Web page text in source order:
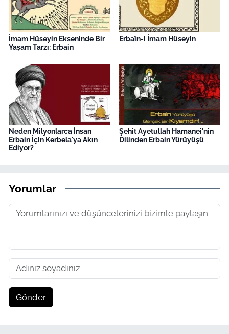
İmam Hüseyin Ekseninde Bir
Yaşam Tarzı: Erbain
Erbaîn-i İmam Hüseyin
Neden Milyonlarca İnsan
Erbain İçin Kerbela'ya Akın
Ediyor?
Şehit Ayetullah Hamanei'nin
Dilinden Erbain Yürüyüşü
Yorumlar
Gönder